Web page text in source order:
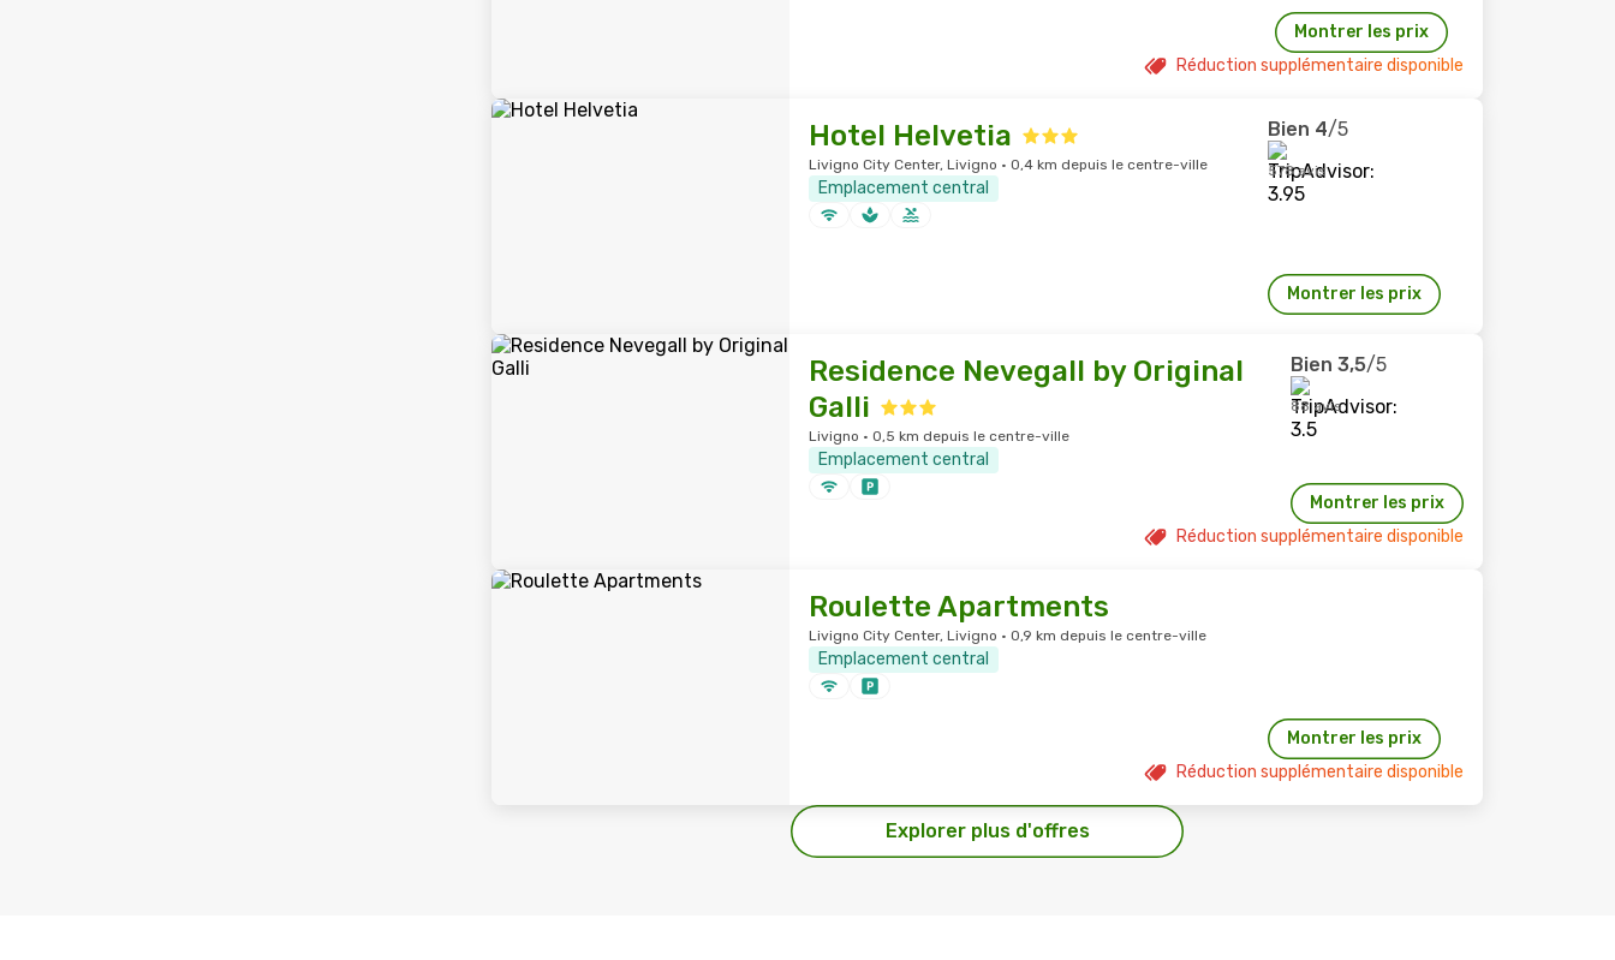
Montrer les prix
Réduction supplémentaire disponible
Hotel Helvetia
Livigno City Center, Livigno · 0,4 km depuis le centre-ville
Emplacement central
Bien 4/5
578 avis
Montrer les prix
Residence Nevegall by Original
Galli
Livigno · 0,5 km depuis le centre-ville
Emplacement central
Bien 3,5/5
88 avis
Montrer les prix
Réduction supplémentaire disponible
Roulette Apartments
Livigno City Center, Livigno · 0,9 km depuis le centre-ville
Emplacement central
Montrer les prix
Réduction supplémentaire disponible
Explorer plus d'offres